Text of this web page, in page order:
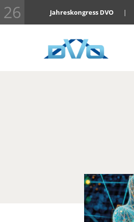
Jahreskongress DVO |
26